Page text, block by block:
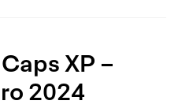
XP –
2024